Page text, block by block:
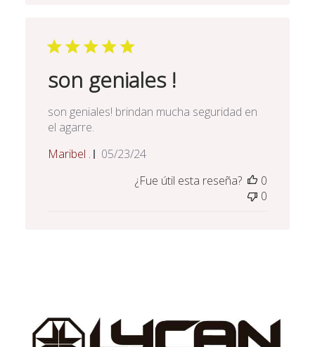
son geniales !
son geniales! brindan mucha seguridad en
el agarre.
Maribel .
Fecha
publicación
05/23/24
¿Fue útil esta reseña?
0
0